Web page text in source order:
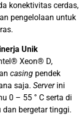
konektivitas cerdas,
pengelolaan untuk
Unik
Xeon® D,
casing pendek
saja. Server ini
0 – 55 ° C serta di
bergetar tinggi.